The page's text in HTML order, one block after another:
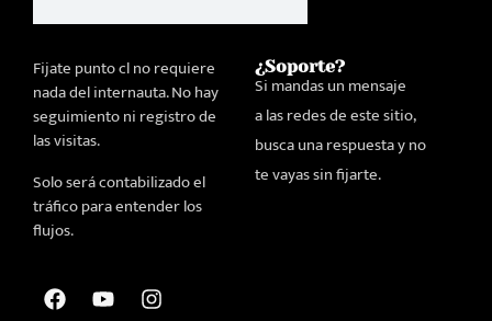
Fijate punto cl no requiere
nada del internauta. No hay
seguimiento ni registro de
las visitas.
Solo será contabilizado el
tráfico para entender los
flujos.
¿Soporte?
Si mandas un mensaje
a las redes de este sitio,
busca una respuesta y no
te vayas sin fijarte.